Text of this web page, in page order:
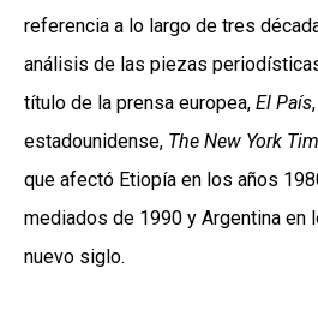
referencia a lo largo de tres
análisis de las piezas
título de la prensa europea, El País
estadounidense, The New York
que afectó Etiopía en los años
mediados de 1990 y Argentina en
nuevo siglo.